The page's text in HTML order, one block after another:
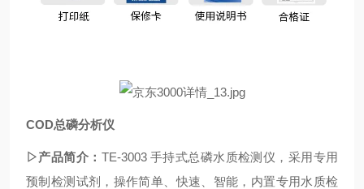
COD总磷分析仪
▷产品简介： TE-3003 手持式总磷水质检测仪，采用专用
预制检测试剂，操作简单、快速、智能，内置专用水质检